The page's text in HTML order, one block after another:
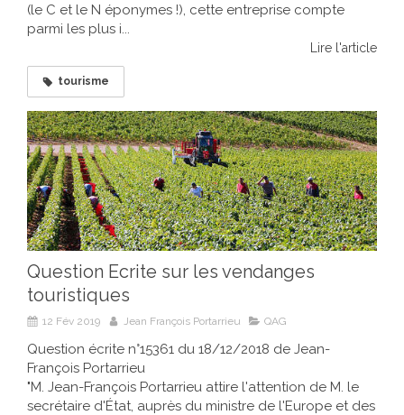
(le C et le N éponymes !), cette entreprise compte
parmi les plus i...
Lire l'article
tourisme
Question Ecrite sur les vendanges
touristiques
12 Fév 2019 Jean François Portarrieu QAG
Question écrite n°15361 du 18/12/2018 de Jean-
François Portarrieu
"M. Jean-François Portarrieu attire l'attention de M. le
secrétaire d'État, auprès du ministre de l'Europe et des